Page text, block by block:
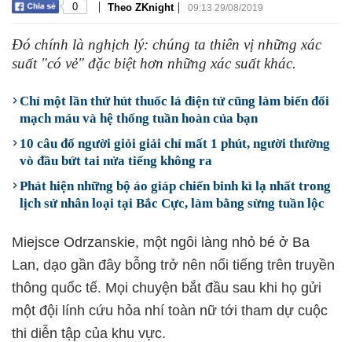
0 | Theo ZKnight | 09:13 29/08/2019
Đó chính là nghịch lý: chúng ta thiên vị những xác
suất "có vẻ" đặc biệt hơn những xác suất khác.
Chỉ một lần thử hút thuốc lá điện tử cũng làm biến đổi
mạch máu và hệ thống tuần hoàn của bạn
10 câu đố người giỏi giải chỉ mất 1 phút, người thường
vò đầu bứt tai nửa tiếng không ra
Phát hiện những bộ áo giáp chiến binh kì lạ nhất trong
lịch sử nhân loại tại Bắc Cực, làm bằng sừng tuần lộc
Miejsce Odrzanskie, một ngôi làng nhỏ bé ở Ba
Lan, dạo gần đây bỗng trở nên nổi tiếng trên truyền
thông quốc tế. Mọi chuyện bắt đầu sau khi họ gửi
một đội lính cứu hỏa nhí toàn nữ tới tham dự cuộc
thi diễn tập của khu vực.